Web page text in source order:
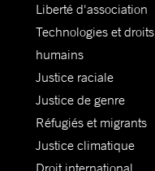
Liberté d'association
Technologies et droits
humains
Justice raciale
Justice de genre
Réfugiés et migrants
Justice climatique
Droit international